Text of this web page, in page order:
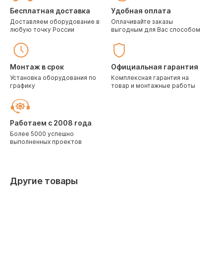
Бесплатная доставка
Доставляем оборудование в
любую точку России
Удобная оплата
Оплачивайте заказы
выгодным для Вас способом
Монтаж в срок
Установка оборудования по
графику
Официальная гарантия
Комплексная гарантия на
товар и монтажные работы
Работаем с 2008 года
Более 5000 успешно
выполненных проектов
Другие товары